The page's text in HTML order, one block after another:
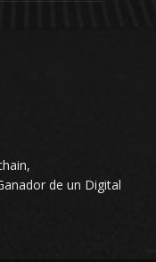
de un Digital